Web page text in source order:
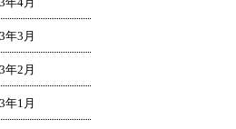
年3月
年2月
年1月